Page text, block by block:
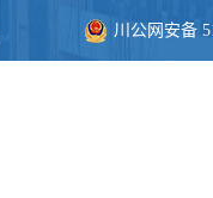
川公网安备